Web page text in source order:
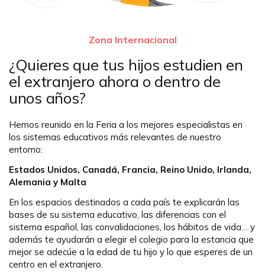
Zona Internacional
¿Quieres que tus hijos estudien en
el extranjero ahora o dentro de
unos años?
Hemos reunido en la Feria a los mejores especialistas en
los sistemas educativos más relevantes de nuestro
entorno:
Estados Unidos, Canadá, Francia, Reino Unido, Irlanda,
Alemania y Malta
En los espacios destinados a cada país te explicarán las
bases de su sistema educativo, las diferencias con el
sistema español, las convalidaciones, los hábitos de vida… y
además te ayudarán a elegir el colegio para la estancia que
mejor se adecúe a la edad de tu hijo y lo que esperes de un
centro en el extranjero.